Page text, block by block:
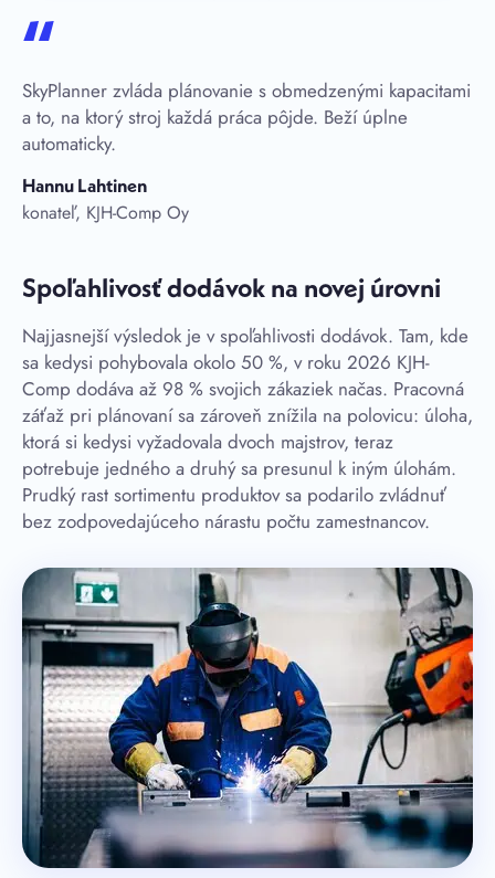
“
SkyPlanner zvláda plánovanie s obmedzenými kapacitami
a to, na ktorý stroj každá práca pôjde. Beží úplne
automaticky.
Hannu Lahtinen
konateľ, KJH-Comp Oy
Spoľahlivosť dodávok na novej úrovni
Najjasnejší výsledok je v spoľahlivosti dodávok. Tam, kde
sa kedysi pohybovala okolo 50 %, v roku 2026 KJH-
Comp dodáva až 98 % svojich zákaziek načas. Pracovná
záťaž pri plánovaní sa zároveň znížila na polovicu: úloha,
ktorá si kedysi vyžadovala dvoch majstrov, teraz
potrebuje jedného a druhý sa presunul k iným úlohám.
Prudký rast sortimentu produktov sa podarilo zvládnuť
bez zodpovedajúceho nárastu počtu zamestnancov.